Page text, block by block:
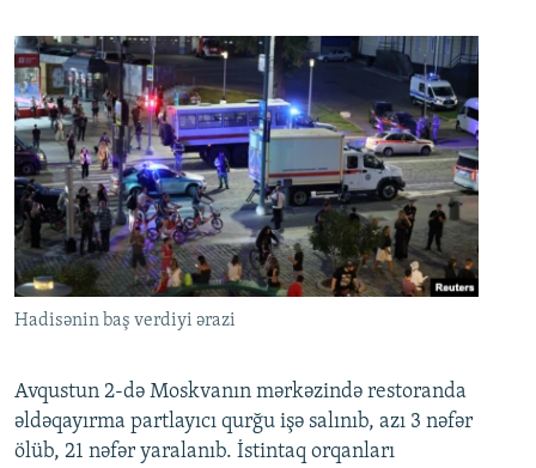
Hadisənin baş verdiyi ərazi
Avqustun 2-də Moskvanın mərkəzində restoranda
əldəqayırma partlayıcı qurğu işə salınıb, azı 3 nəfər
ölüb, 21 nəfər yaralanıb. İstintaq orqanları